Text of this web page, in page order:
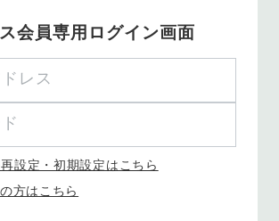
会員専用ログイン画面
設定・初期設定はこちら
方はこちら